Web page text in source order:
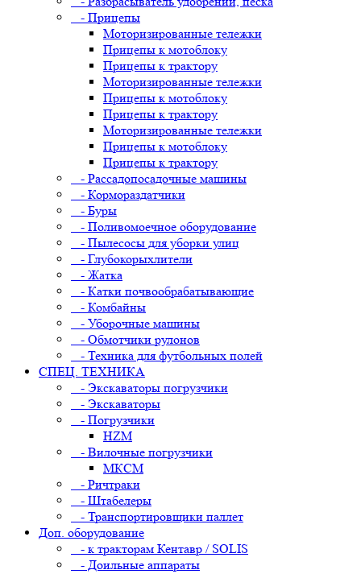
- Прицепы
Моторизированные тележки
Прицепы к мотоблоку
Прицепы к трактору
Моторизированные тележки
Прицепы к мотоблоку
Прицепы к трактору
Моторизированные тележки
Прицепы к мотоблоку
Прицепы к трактору
- Рассадопосадочные машины
- Кормораздатчики
- Буры
- Поливомоечное оборудование
- Пылесосы для уборки улиц
- Глубокорыхлители
- Жатка
- Катки почвообрабатывающие
- Комбайны
- Уборочные машины
- Обмотчики рулонов
- Техника для футбольных полей
СПЕЦ. ТЕХНИКА
- Экскаваторы погрузчики
- Экскаваторы
- Погрузчики
HZM
- Вилочные погрузчики
МКСМ
- Ричтраки
- Штабелеры
- Транспортировщики паллет
Доп. оборудование
- к тракторам Кентавр / SOLIS
- Доильные аппараты